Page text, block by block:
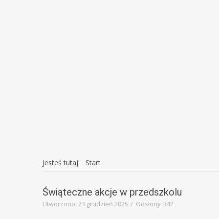
Jesteś tutaj: Start
Świąteczne akcje w przedszkolu
Utworzono: 23 grudzień 2025 Odsłony: 342